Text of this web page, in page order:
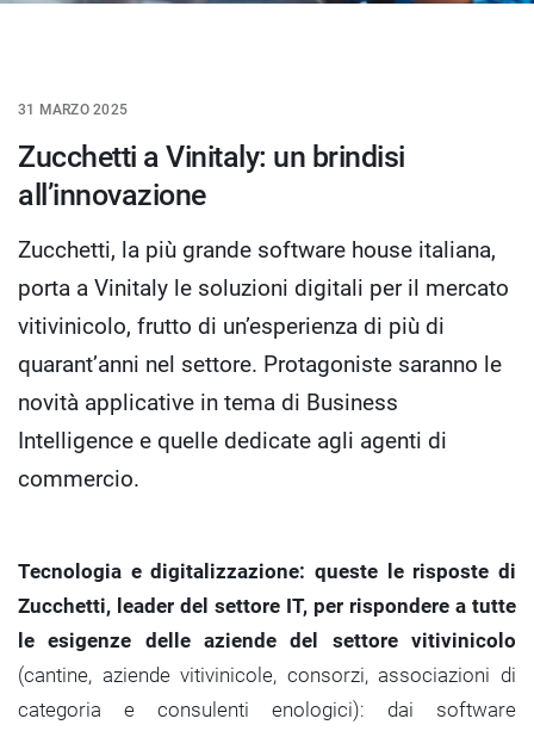
31 MARZO 2025
Zucchetti a Vinitaly: un brindisi
all’innovazione
Zucchetti, la più grande software house italiana,
porta a Vinitaly le soluzioni digitali per il mercato
vitivinicolo, frutto di un’esperienza di più di
quarant’anni nel settore. Protagoniste saranno le
novità applicative in tema di Business
Intelligence e quelle dedicate agli agenti di
commercio.
Tecnologia e digitalizzazione: queste le risposte di
Zucchetti, leader del settore IT, per rispondere a tutte
le esigenze delle aziende del settore vitivinicolo
(cantine, aziende vitivinicole, consorzi, associazioni di
categoria e consulenti enologici): dai software